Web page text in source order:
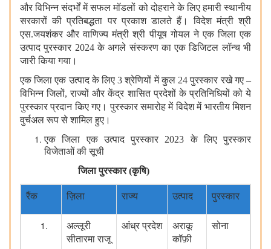
और विभिन्न संदर्भों में सफल मॉडलों को दोहराने के लिए हमारी स्थानीय
सरकारों की प्रतिबद्धता पर प्रकाश डालते हैं। विदेश मंत्री श्री
एस.जयशंकर और वाणिज्‍य मंत्री श्री पीयूष गोयल ने एक जिला एक
उत्‍पाद पुरस्कार 2024 के अगले संस्करण का एक डिजिटल लॉन्च भी
जारी किया गया।
एक जिला एक उत्‍पाद के लिए 3 श्रेणियों में कुल 24 पुरस्कार रखे गए –
विभिन्‍न जिलों, राज्यों और केंद्र शासित प्रदेशों के प्रतिनिधियों को ये
पुरस्‍कार प्रदान किए गए। पुरस्‍कार समारोह में विदेश में भारतीय मिशन
वुर्चअल रूप से शामिल हुए।
एक जिला एक उत्‍पादपुरस्कार 2023 के लिए पुरस्कार
विजेताओं की सूची
जिला पुरस्कार (कृषि)
रैंक ज़िला राज्य उत्पाद पुरस्कार
अल्लूरी
सीतारमा राजू
आंध्र प्रदेश
अराकू
कॉफ़ी
सोना